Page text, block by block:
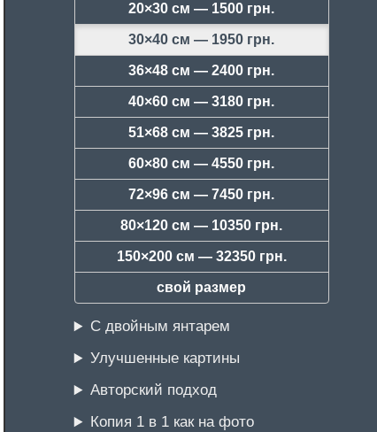
20×30 см — 1500 грн.
30×40 см — 1950 грн.
36×48 см —2400 грн.
40×60 см —3180 грн.
51×68 см —3825 грн.
60×80 см —4550 грн.
72×96 см —7450 грн.
80×120 см — 10350 грн.
150×200 см — 32350 грн.
свой размер
С двойным янтарем
Улучшенные картины
Авторский подход
Копия 1 в 1 как на фото